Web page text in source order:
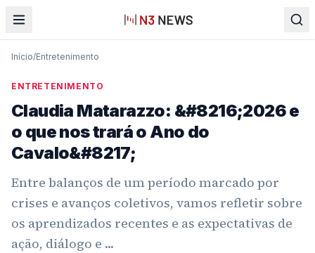
Início/Entretenimento
ENTRETENIMENTO
Claudia Matarazzo: &#8216;2026 e
o que nos trará o Ano do
Cavalo&#8217;
Entre balanços de um período marcado por
crises e avanços coletivos, vamos refletir sobre
os aprendizados recentes e as expectativas de
ação, diálogo e ...